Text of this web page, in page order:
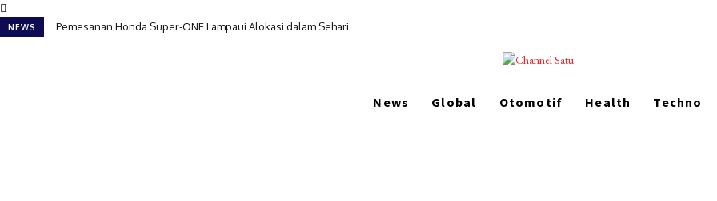
NEWS Pemesanan Honda Super-ONE Lampaui Alokasi dalam Sehari
News Global Otomotif Health Techno